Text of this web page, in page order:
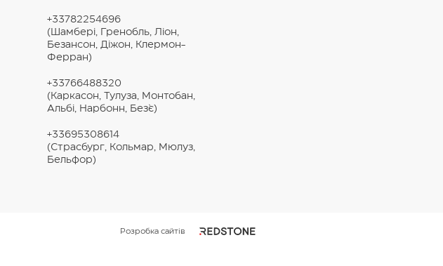
+33782254696
(Шамбері, Гренобль, Ліон,
Безансон, Діжон, Клермон-
Ферран)
+33766488320
(Каркасон, Тулуза, Монтобан,
Альбі, Нарбонн, Без`є)
+33695308614
(Страсбург, Кольмар, Мюлуз,
Бельфор)
Розробка сайтів